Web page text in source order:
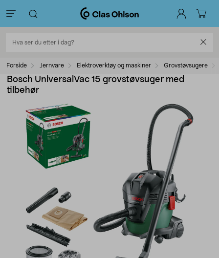
Forside Jernvare Elektroverktøy og maskiner Grovstøvsugere
Bosch UniversalVac 15 grovstøvsuger med
tilbehør